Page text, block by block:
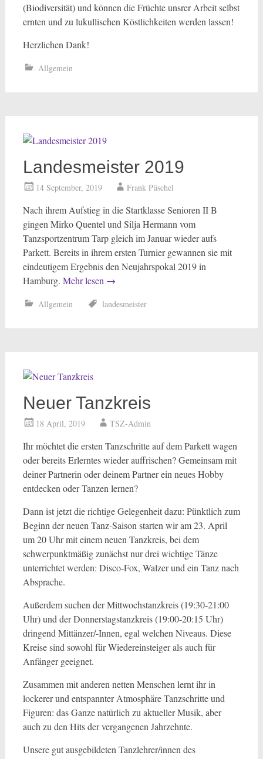
(Biodiversität) und können die Früchte unsrer Arbeit selbst
ernten und zu lukullischen Köstlichkeiten werden lassen!
Herzlichen Dank!
Allgemein
Landesmeister 2019
14 September, 2019 Frank Püschel
Nach ihrem Aufstieg in die Startklasse Senioren II B
gingen Mirko Quentel und Silja Hermann vom
Tanzsportzentrum Tarp gleich im Januar wieder aufs
Parkett. Bereits in ihrem ersten Turnier gewannen sie mit
eindeutigem Ergebnis den Neujahrspokal 2019 in
Hamburg. Mehr lesen →
Allgemein landesmeister
Neuer Tanzkreis
18 April, 2019 TSZ-Admin
Ihr möchtet die ersten Tanzschritte auf dem Parkett wagen
oder bereits Erlerntes wieder auffrischen? Gemeinsam mit
deiner Partnerin oder deinem Partner ein neues Hobby
entdecken oder Tanzen lernen?
Dann ist jetzt die richtige Gelegenheit dazu: Pünktlich zum
Beginn der neuen Tanz-Saison starten wir am 23. April
um 20 Uhr mit einem neuen Tanzkreis, bei dem
schwerpunktmäßig zunächst nur drei wichtige Tänze
unterrichtet werden: Disco-Fox, Walzer und ein Tanz nach
Absprache.
Außerdem suchen der Mittwochstanzkreis (19:30-21:00
Uhr) und der Donnerstagstanzkreis (19:00-20:15 Uhr)
dringend Mittänzer/-Innen, egal welchen Niveaus. Diese
Kreise sind sowohl für Wiedereinsteiger als auch für
Anfänger geeignet.
Zusammen mit anderen netten Menschen lernt ihr in
lockerer und entspannter Atmosphäre Tanzschritte und
Figuren: das Ganze natürlich zu aktueller Musik, aber
auch zu den Hits der vergangenen Jahrzehnte.
Unsere gut ausgebildeten Tanzlehrer/innen des